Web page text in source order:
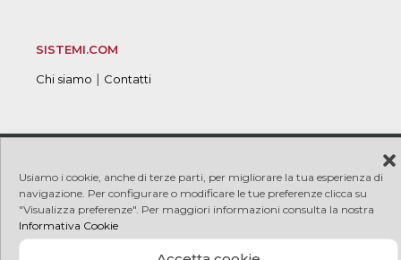
Usiamo i cookie, anche di terze parti, per migliorare la tua esperienza di
navigazione. Per configurare o modificare le tue preferenze clicca su
"Visualizza preferenze". Per maggiori informazioni consulta la nostra
Informativa Cookie
SISTEMI.COM
Chi siamo | Contatti
PRIVACY|COOKIE|Credits